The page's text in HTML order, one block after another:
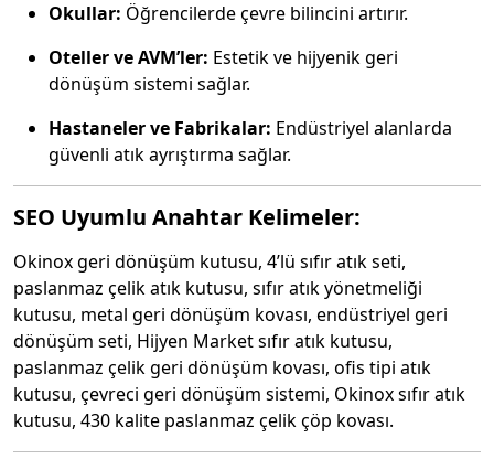
Okullar: Öğrencilerde çevre bilincini artırır.
Oteller ve AVM’ler: Estetik ve hijyenik geri
dönüşüm sistemi sağlar.
Hastaneler ve Fabrikalar: Endüstriyel alanlarda
güvenli atık ayrıştırma sağlar.
SEO Uyumlu Anahtar Kelimeler:
Okinox geri dönüşüm kutusu, 4’lü sıfır atık seti,
paslanmaz çelik atık kutusu, sıfır atık yönetmeliği
kutusu, metal geri dönüşüm kovası, endüstriyel geri
dönüşüm seti, Hijyen Market sıfır atık kutusu,
paslanmaz çelik geri dönüşüm kovası, ofis tipi atık
kutusu, çevreci geri dönüşüm sistemi, Okinox sıfır atık
kutusu, 430 kalite paslanmaz çelik çöp kovası.